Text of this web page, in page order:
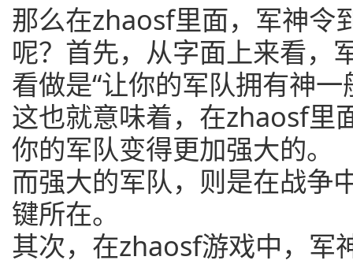
那么在zhaosf里面，军神令
呢？首先，从字面上来看，
看做是“让你的军队拥有神一
这也就意味着，在zhaosf里
你的军队变得更加强大的。
而强大的军队，则是在战争
键所在。
其次，在zhaosf游戏中，军